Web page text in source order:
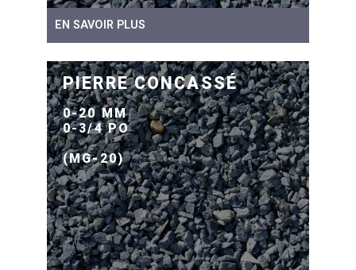
EN SAVOIR PLUS
PIERRE CONCASSÉ
0-20 MM
0-3/4 PO
(MG-20)